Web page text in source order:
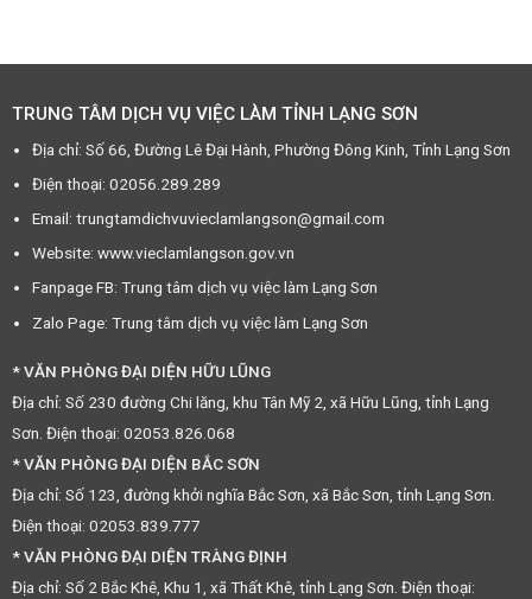
TRUNG TÂM DỊCH VỤ VIỆC LÀM TỈNH LẠNG SƠN
Địa chỉ: Số 66, Đường Lê Đại Hành, Phường Đông Kinh, Tỉnh Lạng Sơn
Điện thoại: 02056.289.289
Email: trungtamdichvuvieclamlangson@gmail.com
Website: www.vieclamlangson.gov.vn
Fanpage FB: Trung tâm dịch vụ việc làm Lạng Sơn
Zalo Page: Trung tâm dịch vụ việc làm Lạng Sơn
* VĂN PHÒNG ĐẠI DIỆN HỮU LŨNG
Địa chỉ: Số 230 đường Chi lăng, khu Tân Mỹ 2, xã Hữu Lũng, tỉnh Lạng
Sơn. Điện thoại: 02053.826.068
* VĂN PHÒNG ĐẠI DIỆN BẮC SƠN
Địa chỉ: Số 123, đường khởi nghĩa Bắc Sơn, xã Bắc Sơn, tỉnh Lạng Sơn.
Điện thoại: 02053.839.777
* VĂN PHÒNG ĐẠI DIỆN TRÀNG ĐỊNH
Địa chỉ: Số 2 Bắc Khê, Khu 1, xã Thất Khê, tỉnh Lạng Sơn. Điện thoại: